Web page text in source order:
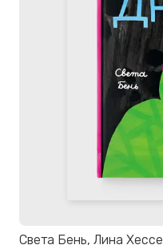
Света Бень, Лина Хессе